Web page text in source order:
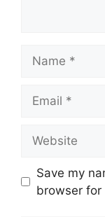
Save my
browser for